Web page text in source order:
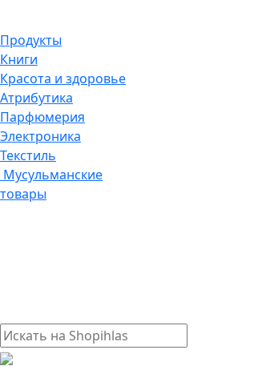
Продукты
Книги
Красота и здоровье
Атрибутика
Парфюмерия
Электроника
Текстиль
Мусульманские
товары